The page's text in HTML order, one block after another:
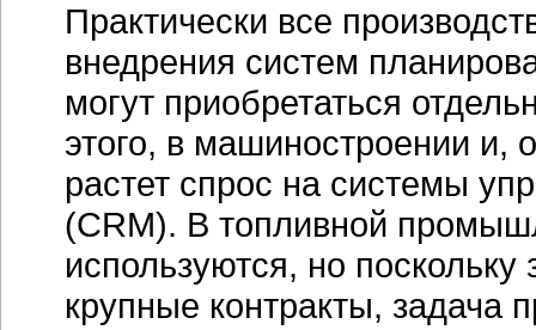
Практически все
внедрения систем
могут приобретаться
этого, в машиностроении
растет спрос на системы
(CRM). В топливной
используются, но
крупные контракты, задача